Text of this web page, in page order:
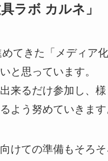
ラボ カルネ」
てきた「メディア
と思っています。
来るだけ参加し、
よう努めていきます
けての準備もそろ